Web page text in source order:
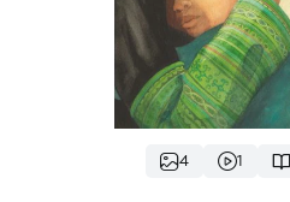
4 1